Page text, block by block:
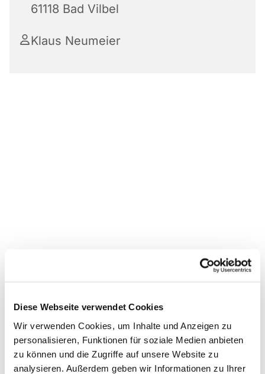
Diese Webseite verwendet Cookies
Wir verwenden Cookies, um Inhalte und Anzeigen zu
personalisieren, Funktionen für soziale Medien anbieten
zu können und die Zugriffe auf unsere Website zu
analysieren. Außerdem geben wir Informationen zu Ihrer
61118 Bad Vilbel
Klaus Neumeier
Dies könnte Sie auch
interessieren